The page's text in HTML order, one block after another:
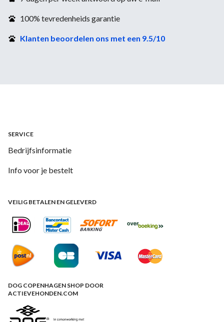
100% tevredenheids garantie
Klanten beoordelen ons met een 9.5/10
SERVICE
Bedrijfsinformatie
Info voor je bestelt
VEILIG BETALEN EN GELEVERD
DOG COPENHAGEN SHOP DOOR
ACTIEVEHONDEN.COM